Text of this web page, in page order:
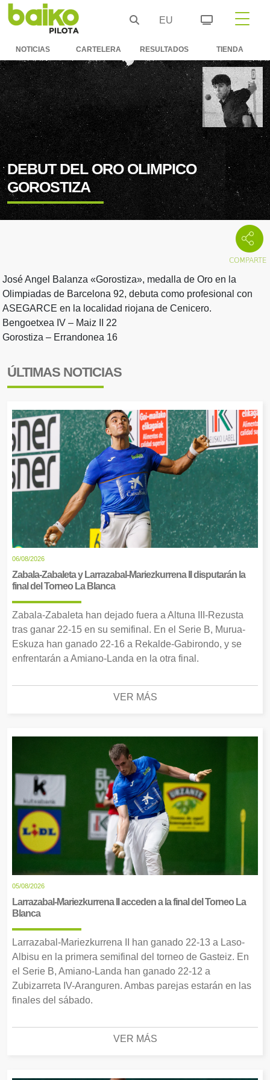
EU
NOTICIAS CARTELERA RESULTADOS TIENDA
DEBUT DEL ORO OLIMPICO
GOROSTIZA
José Angel Balanza «Gorostiza», medalla de Oro en la
Olimpiadas de Barcelona 92, debuta como profesional con
ASEGARCE en la localidad riojana de Cenicero.
Bengoetxea IV – Maiz II 22
Gorostiza – Errandonea 16
ÚLTIMAS NOTICIAS
06/08/2026
Zabala-Zabaleta y Larrazabal-Mariezkurrena II disputarán la
final del Torneo La Blanca
Zabala-Zabaleta han dejado fuera a Altuna III-Rezusta
tras ganar 22-15 en su semifinal. En el Serie B, Murua-
Eskuza han ganado 22-16 a Rekalde-Gabirondo, y se
enfrentarán a Amiano-Landa en la otra final.
VER MÁS
05/08/2026
Larrazabal-Mariezkurrena II acceden a la final del Torneo La
Blanca
Larrazabal-Mariezkurrena II han ganado 22-13 a Laso-
Albisu en la primera semifinal del torneo de Gasteiz. En
el Serie B, Amiano-Landa han ganado 22-12 a
Zubizarreta IV-Aranguren. Ambas parejas estarán en las
finales del sábado.
VER MÁS